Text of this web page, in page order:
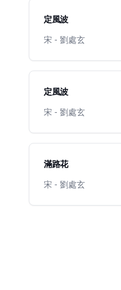
定風波
宋 - 劉處玄
定風波
宋 - 劉處玄
滿路花
宋 - 劉處玄